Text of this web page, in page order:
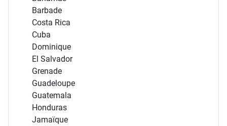
Barbade
Costa Rica
Cuba
Dominique
El Salvador
Grenade
Guadeloupe
Guatemala
Honduras
Jamaïque